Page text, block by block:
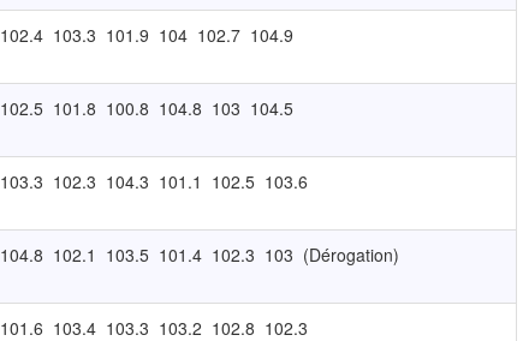
102.4 103.3 101.9 104 102.7 104.9
102.5 101.8 100.8 104.8 103 104.5
103.3 102.3 104.3 101.1 102.5 103.6
104.8 102.1 103.5 101.4 102.3 103 (Dérogation)
101.6 103.4 103.3 103.2 102.8 102.3